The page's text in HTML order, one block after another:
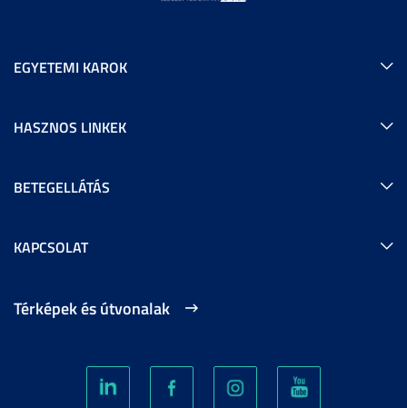
EGYETEMI KAROK
HASZNOS LINKEK
BETEGELLÁTÁS
KAPCSOLAT
Térképek és útvonalak